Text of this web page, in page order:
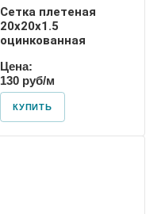
Сетка плетеная
20х20х1.5
оцинкованная
Цена:
130 руб/м
КУПИТЬ